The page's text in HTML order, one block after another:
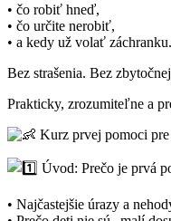
• čo robiť hneď,
• čo určite nerobiť,
• a kedy už volať záchranku.
Bez strašenia. Bez
Prakticky, zrozumiteľne a
Kurz prvej pomoci
Úvod: Prečo je prvá
• Najčastejšie úrazy a